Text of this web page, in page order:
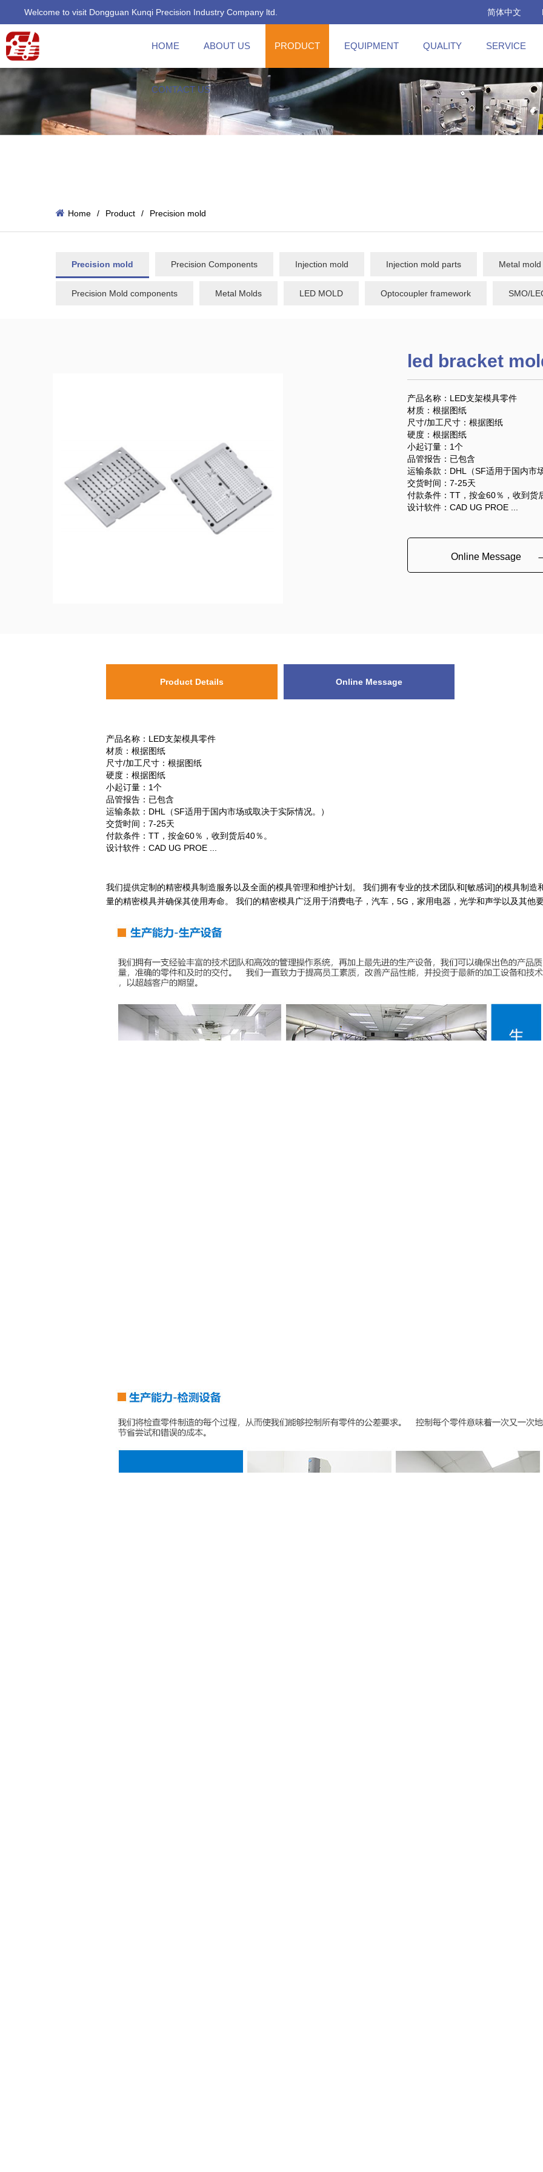
Welcome to visit Dongguan Kunqi Precision Industry Company ltd. 简体中文
HOME ABOUT US PRODUCT EQUIPMENT QUALITY SERVICE
CONTACT US
Home / Product / Precision mold
Precision mold Precision Components Injection mold Injection mold parts Metal
Precision Mold components Metal Molds LED MOLD Optocoupler framework SMO/
led bracket
产品名称：LED支架模具零件
材质：根据图纸
尺寸/加工尺寸：根据图纸
硬度：根据图纸
小起订量：1个
品管报告：已包含
运输条款：DHL（SF适用于国内市
交货时间：7-25天
付款条件：TT，按金60％，收到货
设计软件：CAD UG PROE ...
Online Message
Product Details Online Message
产品名称：LED支架模具零件
材质：根据图纸
尺寸/加工尺寸：根据图纸
硬度：根据图纸
小起订量：1个
品管报告：已包含
运输条款：DHL（SF适用于国内市场或取决于实际情况。）
交货时间：7-25天
付款条件：TT，按金60％，收到货后40％。
设计软件：CAD UG PROE ...
我们提供定制的精密模具制造服务以及全面的模具管理和维护计划。 我们拥有专业的技术团队和[敏感词]的模具制
量的精密模具并确保其使用寿命。 我们的精密模具广泛用于消费电子，汽车，5G，家用电器，光学和声学以及其他